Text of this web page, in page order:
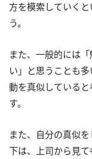
方を模索していく
う。
また、一般的には
い」と思うことも
動を真似している
す。
また、自分の真似
下は、上司から見て